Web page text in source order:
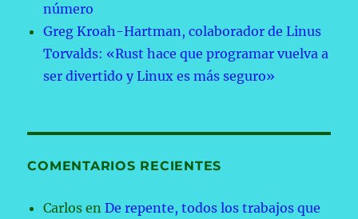
número
Greg Kroah-Hartman, colaborador de Linus
Torvalds: «Rust hace que programar vuelva a
ser divertido y Linux es más seguro»
COMENTARIOS RECIENTES
Carlos enDe repente, todos los trabajos que